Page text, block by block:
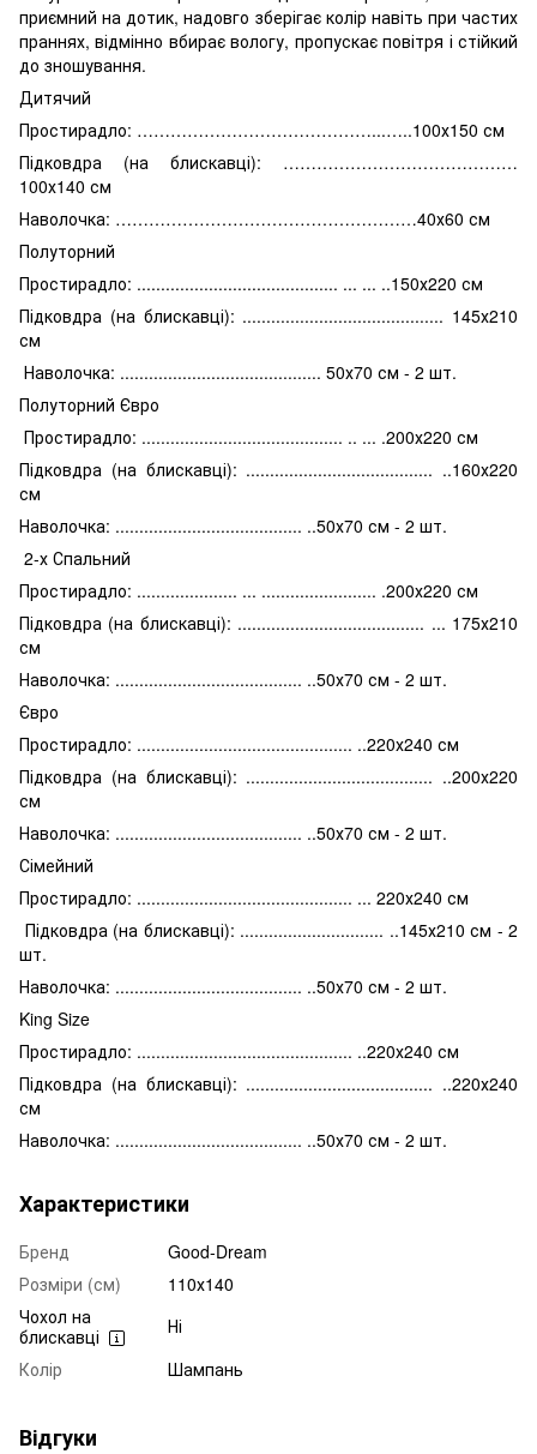
приємний на дотик, надовго зберігає колір навіть при частих
праннях, відмінно вбирає вологу, пропускає повітря і стійкий
до зношування.
Дитячий
Простирадло: ……………………………………...…..100х150 см
Підковдра (на блискавці): ……………………………………
100х140 см
Наволочка: ………………………………………………40х60 см
Полуторний
Простирадло: .......................................... ... ... ..150х220 см
Підковдра (на блискавці): .......................................... 145х210
см
Наволочка: .......................................... 50х70 см - 2 шт.
Полуторний Євро
Простирадло: .......................................... .. ... .200х220 см
Підковдра (на блискавці): ....................................... ..160х220
см
Наволочка: ....................................... ..50х70 см - 2 шт.
2-х Спальний
Простирадло: ..................... ... ........................ .200х220 см
Підковдра (на блискавці): ....................................... ... 175х210
см
Наволочка: ....................................... ..50х70 см - 2 шт.
Євро
Простирадло: ............................................. ..220х240 см
Підковдра (на блискавці): ....................................... ..200х220
см
Наволочка: ....................................... ..50х70 см - 2 шт.
Сімейний
Простирадло: ............................................. ... 220х240 см
Підковдра (на блискавці): .............................. ..145х210 см - 2
шт.
Наволочка: ....................................... ..50х70 см - 2 шт.
King Size
Простирадло: ............................................. ..220х240 см
Підковдра (на блискавці): ....................................... ..220х240
см
Наволочка: ....................................... ..50х70 см - 2 шт.
Характеристики
Бренд
Good-Dream
Розміри (см)
110х140
Чохол на
блискавці
Ні
Колір
Шампань
Відгуки